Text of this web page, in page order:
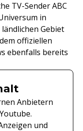
TV-Sender ABC
in
Gebiet
offiziellen
ebenfalls bereits
Anbietern
und